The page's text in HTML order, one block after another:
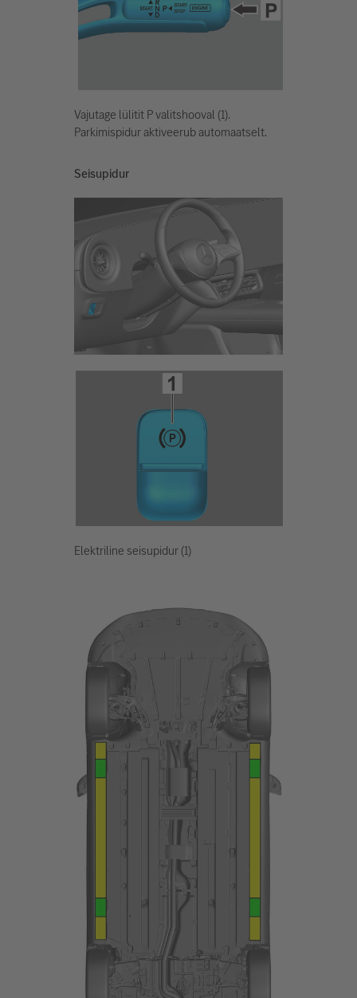
Vajutage lülitit P valitshooval (1).
Parkimispidur aktiveerub automaatselt.
Seisupidur
Elektriline seisupidur (1)